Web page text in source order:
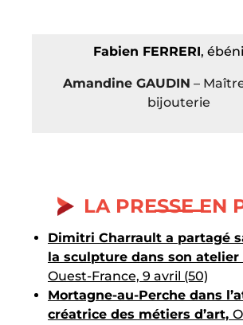
Fabien FERRERI,
Amandine GAUDIN –
bijouterie
LA PRESSE EN
Dimitri Charrault a partagé
la sculpture dans son atelier
Ouest-France, 9 avril (50)
Mortagne-au-Perche dans
créatrice des métiers d’art,